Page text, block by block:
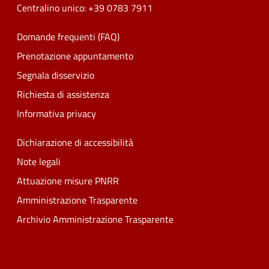
Centralino unico: +39 0783 7911
Domande frequenti (FAQ)
Prenotazione appuntamento
Segnala disservizio
Richiesta di assistenza
Informativa privacy
Dichiarazione di accessibilità
Note legali
Attuazione misure PNRR
Amministrazione Trasparente
Archivio Amministrazione Trasparente